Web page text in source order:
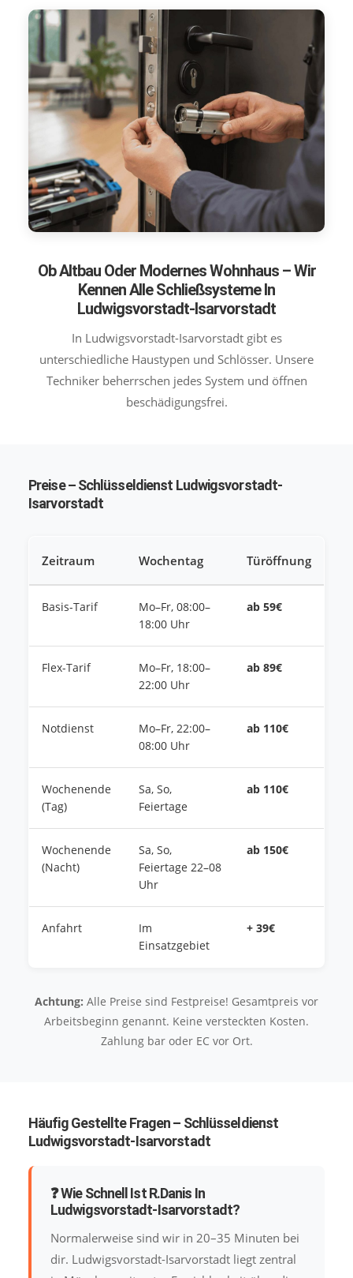
Ob Altbau Oder Modernes Wohnhaus – Wir
Kennen Alle Schließsysteme In
Ludwigsvorstadt-Isarvorstadt
In Ludwigsvorstadt-Isarvorstadt gibt es
unterschiedliche Haustypen und Schlösser. Unsere
Techniker beherrschen jedes System und öffnen
beschädigungsfrei.
Preise – Schlüsseldienst Ludwigsvorstadt-
Isarvorstadt
Zeitraum Wochentag Türöffnung
Basis-Tarif
Mo–Fr, 08:00–
18:00 Uhr
ab 59€
Flex-Tarif
Mo–Fr, 18:00–
22:00 Uhr
ab 89€
Notdienst
Mo–Fr, 22:00–
08:00 Uhr
ab 110€
Wochenende
(Tag)
Sa, So,
Feiertage
ab 110€
Wochenende
(Nacht)
Sa, So,
Feiertage 22–08
Uhr
ab 150€
Anfahrt
Im
Einsatzgebiet
+ 39€
Achtung: Alle Preise sind Festpreise! Gesamtpreis vor
Arbeitsbeginn genannt. Keine versteckten Kosten.
Zahlung bar oder EC vor Ort.
Häufig Gestellte Fragen – Schlüsseldienst
Ludwigsvorstadt-Isarvorstadt
❓ Wie Schnell Ist R.Danis In
Ludwigsvorstadt-Isarvorstadt?
Normalerweise sind wir in 20–35 Minuten bei
dir. Ludwigsvorstadt-Isarvorstadt liegt zentral